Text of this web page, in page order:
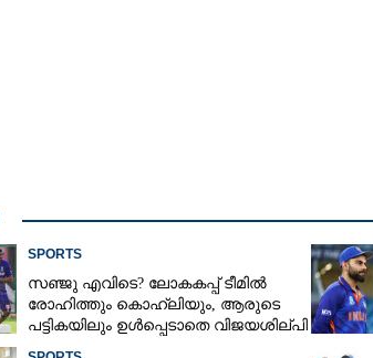
SPORTS
സഞ്ജു എവിടെ? ലോകകപ്പ് ടീമിൽ
രോഹിത്തും കൊഹ്‌ലിയും, ആരുടെ
പട്ടികയിലും ഉൾപ്പെടാതെ വിജയശില്പി